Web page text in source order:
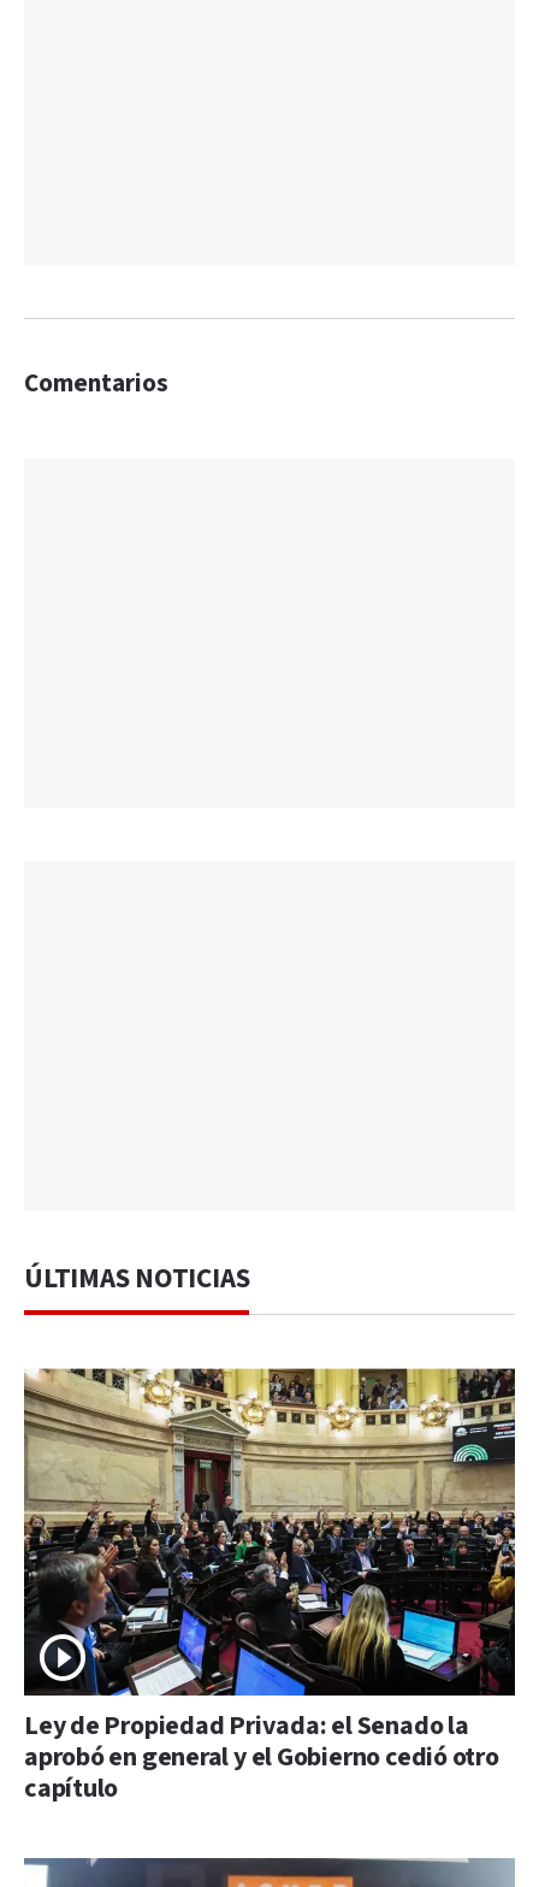
Comentarios
ÚLTIMAS NOTICIAS
Ley de Propiedad Privada: el Senado la
aprobó en general y el Gobierno cedió otro
capítulo